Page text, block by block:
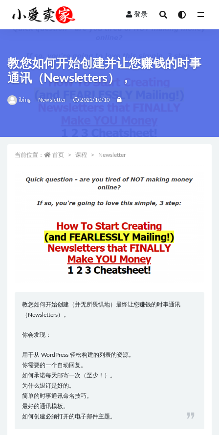
登录
教您如何开始创建并让您赚钱的时事
通讯（Newsletters），
ibing Newsletter 2021/10/10
当前位置： 首页 课程 Newsletter
教您如何开始创建（并无所畏惧地）最终让您赚钱的时事通讯
（Newsletters）。
你会发现：
用于从 WordPress 轻松构建的列表的资源。
你需要的一个自动回复。
如何承诺每天邮寄一次（至少！）。
为什么退订是好的。
简单的时事通讯命名技巧。
最好的通讯模板。
如何创建必须打开的电子邮件主题。